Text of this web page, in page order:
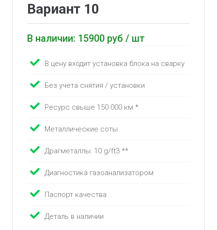
Вариант 10
В наличии: 15900 руб / шт
В цену входит установка блока на сварку
Без учета снятия / установки
Ресурс свыше 150 000 км *
Металлические соты
Драгметаллы: 10 g/ft3 **
Диагностика газоанализатором
Паспорт качества
Деталь в наличии